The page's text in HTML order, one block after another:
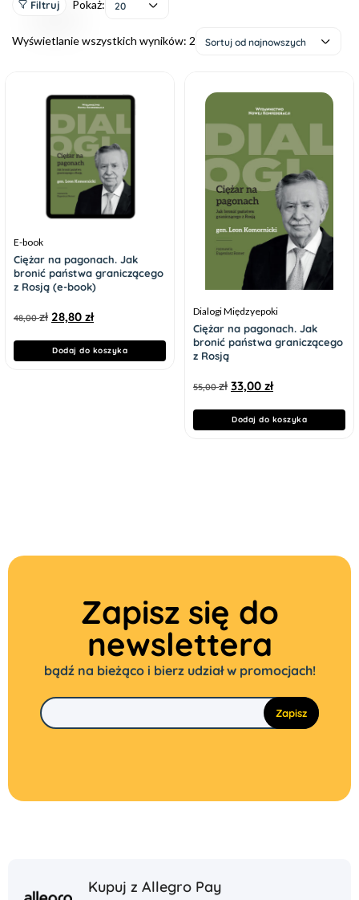
Filtruj Pokaż: 20
Wyświetlanie wszystkich wyników: 2 Sortuj od najnowszych
E-book
Ciężar na pagonach. Jak
bronić państwa graniczącego
z Rosją (e-book)
48,00zł 28,80 zł
Dodaj do koszyka
Dialogi Międzyepoki
Ciężar na pagonach. Jak
bronić państwa graniczącego
z Rosją
55,00zł 33,00 zł
Dodaj do koszyka
Zapisz się do
newslettera
bądź na bieżąco i bierz udział w promocjach!
Kupuj z Allegro Pay